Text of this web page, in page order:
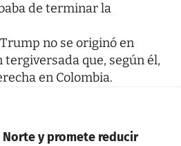
de terminar la
no se originó en
que, según él,
en Colombia.
y promete reducir